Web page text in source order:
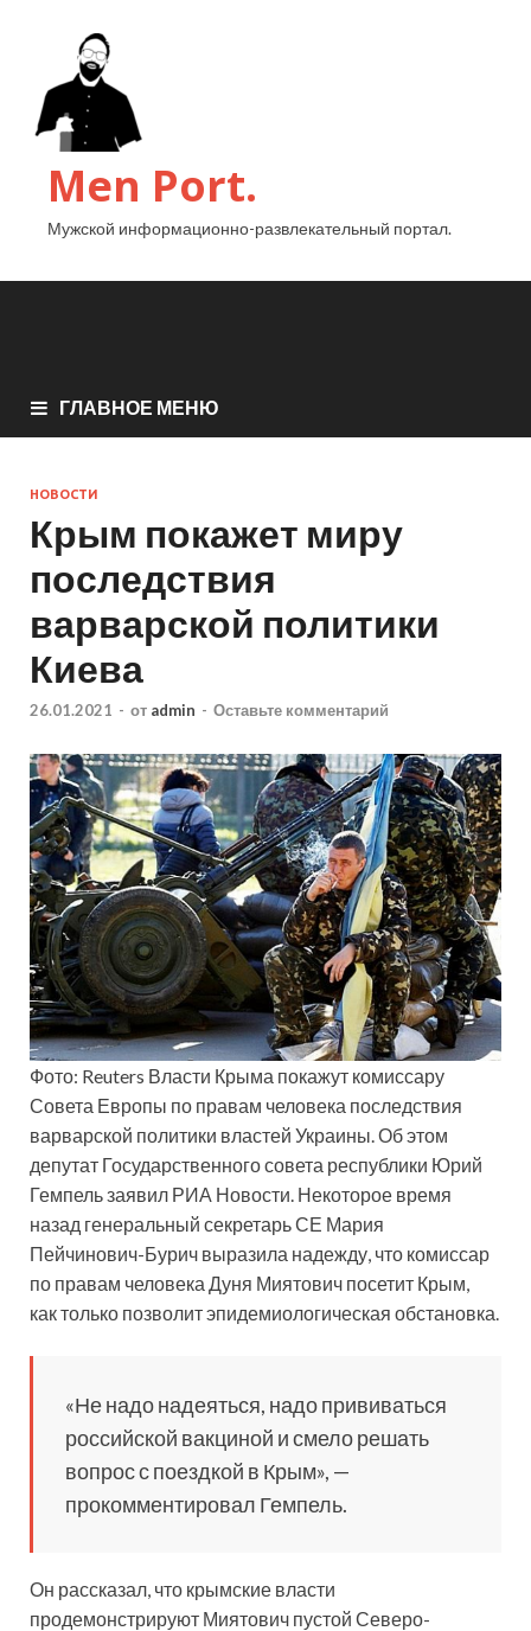
Men Port.
Мужской информационно-развлекательный портал.
ГЛАВНОЕ МЕНЮ
НОВОСТИ
Крым покажет миру
последствия
варварской политики
Киева
26.01.2021 - от admin - Оставьте комментарий
Фото: Reuters Власти Крыма покажут комиссару
Совета Европы по правам человека последствия
варварской политики властей Украины. Об этом
депутат Государственного совета республики Юрий
Гемпель заявил РИА Новости. Некоторое время
назад генеральный секретарьСЕ Мария
Пейчинович-Бурич выразила надежду, что комиссар
по правам человека Дуня Миятович посетит Крым,
как только позволит эпидемиологическая обстановка.
«Не надо надеяться, надо прививаться
российской вакциной и смело решать
вопрос с поездкой в Крым», —
прокомментировал Гемпель.
Он рассказал, что крымские власти
продемонстрируют Миятович пустой Северо-